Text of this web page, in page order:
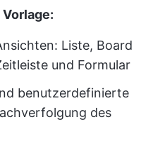
Liste, Board
und Formular
benutzerdefinierte
des